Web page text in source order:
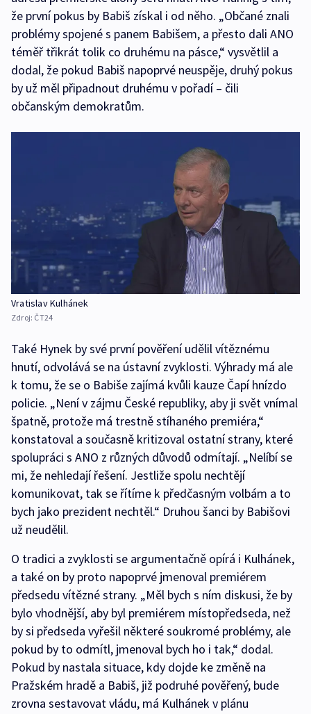
že první pokus by Babiš získal i od něho. „Občané znali
problémy spojené s panem Babišem, a přesto dali ANO
téměř třikrát tolik co druhému na pásce,“ vysvětlil a
dodal, že pokud Babiš napoprvé neuspěje, druhý pokus
by už měl připadnout druhému v pořadí – čili
občanským demokratům.
Vratislav Kulhánek
Zdroj: ČT24
Také Hynek by své první pověření udělil vítěznému
hnutí, odvolává se na ústavní zvyklosti. Výhrady má ale
k tomu, že se o Babiše zajímá kvůli kauze Čapí hnízdo
policie. „Není v zájmu České republiky, aby ji svět vnímal
špatně, protože má trestně stíhaného premiéra,“
konstatoval a současně kritizoval ostatní strany, které
spolupráci s ANO z různých důvodů odmítají. „Nelíbí se
mi, že nehledají řešení. Jestliže spolu nechtějí
komunikovat, tak se řítíme k předčasným volbám a to
bych jako prezident nechtěl.“ Druhou šanci by Babišovi
už neudělil.
O tradici a zvyklosti se argumentačně opírá i Kulhánek,
a také on by proto napoprvé jmenoval premiérem
předsedu vítězné strany. „Měl bych s ním diskusi, že by
bylo vhodnější, aby byl premiérem místopředseda, než
by si předseda vyřešil některé soukromé problémy, ale
pokud by to odmítl, jmenoval bych ho i tak,“ dodal.
Pokud by nastala situace, kdy dojde ke změně na
Pražském hradě a Babiš, již podruhé pověřený, bude
zrovna sestavovat vládu, má Kulhánek v plánu